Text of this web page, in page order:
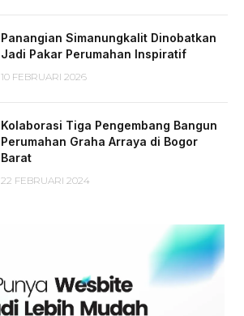
Panangian Simanungkalit Dinobatkan
Jadi Pakar Perumahan Inspiratif
10 FEBRUARI 2026
Kolaborasi Tiga Pengembang Bangun
Perumahan Graha Arraya di Bogor
Barat
22 FEBRUARI 2024